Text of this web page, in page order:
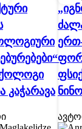
კაჭარავა